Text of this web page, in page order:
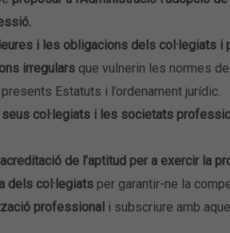
i les obligacions dels col·legiats i
irregularsque vulnerin les normes
Estatuts i l’ordenament jurídic.
col·legiats i les societats
de l’aptitud per a exercir la
dels col·legiatsper garantir-ne la
professional i subscriure amb